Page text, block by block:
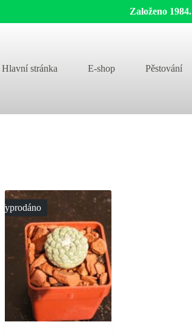
Založeno 1984.
Hlavní stránka E-shop Pěstování
Vyprodáno